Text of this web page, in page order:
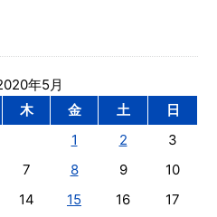
年5月
木 金 土
日
1
2
3
7 8 9
10
14 15 16
17